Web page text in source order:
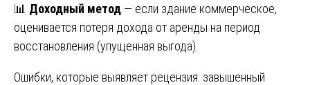
📊 Доходный метод — если здание коммерческое,
оценивается потеря дохода от аренды на период
восстановления (упущенная выгода).
Ошибки, которые выявляет рецензия: завышенный